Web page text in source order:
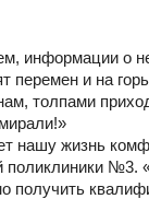
информации о
перемен и на
толпами
нашу жизнь
поликлиники
получить